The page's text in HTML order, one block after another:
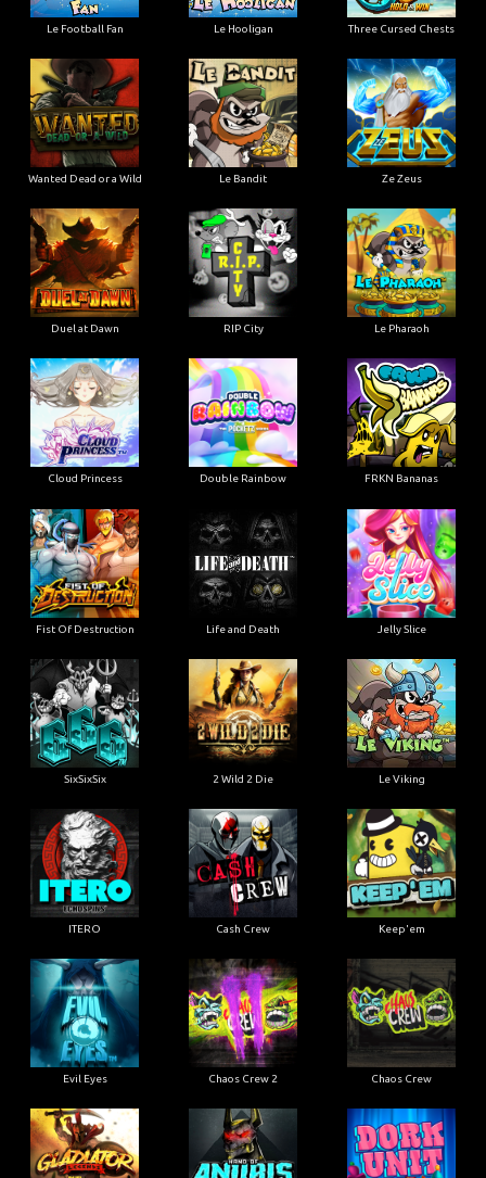
Le Football Fan Le Hooligan Three Cursed Chests
Wanted Dead or a Wild Le Bandit Ze Zeus
Duel at Dawn RIP City Le Pharaoh
Cloud Princess Double Rainbow FRKN Bananas
Fist Of Destruction Life and Death Jelly Slice
SixSixSix 2 Wild 2 Die Le Viking
ITERO Cash Crew Keep'em
Evil Eyes Chaos Crew 2 Chaos Crew